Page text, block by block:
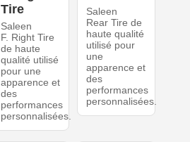
Tire
Saleen
F. Right Tire
de haute
qualité utilisé
pour une
apparence et
des
performances
personnalisées.
Saleen
Rear Tire de
haute qualité
utilisé pour
une
apparence et
des
performances
personnalisées.